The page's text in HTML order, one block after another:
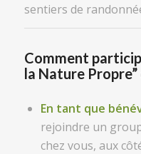
sentiers de
Comment
la Nature Propre”
En tant que
rejoindre un
chez vous, aux